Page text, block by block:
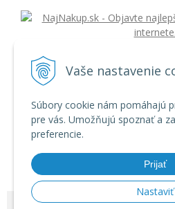
Vaše nastavenie
Súbory cookie nám pomáhajú
pre vás. Umožňujú spoznať a
preferencie.
Prijať
Nastaviť
nákup na
© 2026 Môj svet - rozličný tovar •tvorba